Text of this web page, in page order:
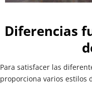
Diferencias
Para satisfacer las
proporciona varios estilos